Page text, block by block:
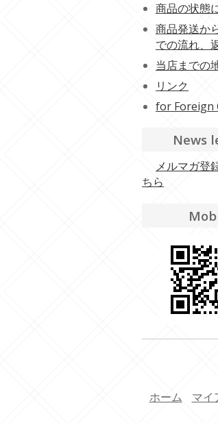
商品の状態
商品発送か
での流れ、
当店までの
リンク
for Foreign
News
メルマガ登
ちら
ホーム マイ